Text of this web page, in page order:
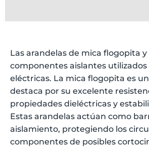
Las arandelas de mica flogopita
componentes aislantes utilizados
eléctricas. La mica flogopita es
destaca por su excelente
propiedades dieléctricas y
Estas arandelas actúan como
aislamiento, protegiendo los
componentes de posibles